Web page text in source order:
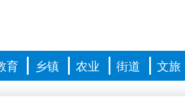
育 乡镇 农业 街道 文旅